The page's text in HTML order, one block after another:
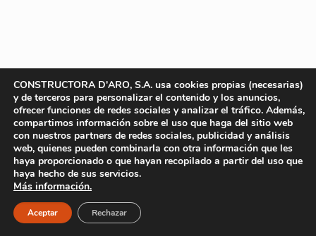
CONSTRUCTORA D'ARO, S.A. usa cookies propias (necesarias)
y de terceros para personalizar el contenido y los anuncios,
ofrecer funciones de redes sociales y analizar el tráfico. Además,
compartimos información sobre el uso que haga del sitio web
con nuestros partners de redes sociales, publicidad y análisis
web, quienes pueden combinarla con otra información que les
haya proporcionado o que hayan recopilado a partir del uso que
haya hecho de sus servicios.
Más información.
Aceptar Rechazar